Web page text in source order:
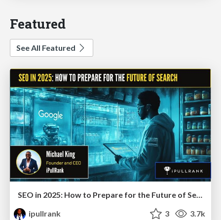
Featured
See All Featured
SEO in 2025: How to Prepare for the Future of Search
ipullrank
3 3.7k